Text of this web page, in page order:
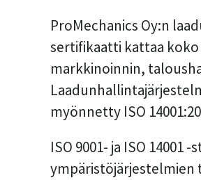
ProMechanics Oy:n
sertifikaatti kattaa
markkinoinnin,
myönnetty ISO
ISO 9001- ja ISO
ympäristöjärjestelmien